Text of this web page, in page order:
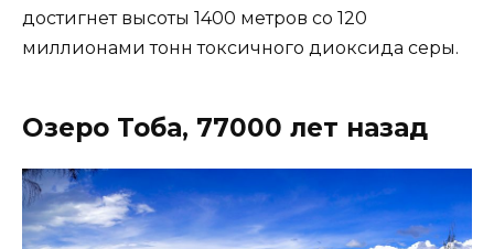
достигнет высоты 1400 метров со 120
миллионами тонн токсичного диоксида серы.
Озеро Тоба, 77000 лет назад